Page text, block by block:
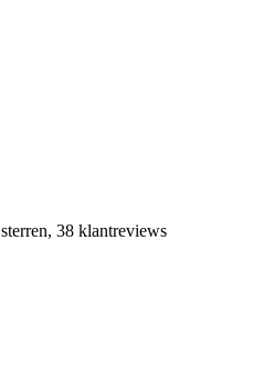
38 klantreviews